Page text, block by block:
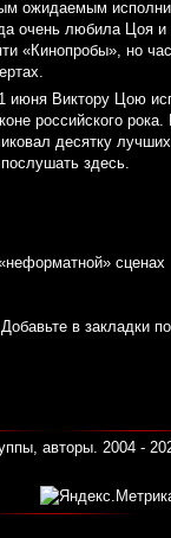
ожидаемым
очень любила Цоя и
«Кинопробы», но
Виктору Цою
российского
десятку
здесь.
сценах
в закладки
авторы. 2004 -